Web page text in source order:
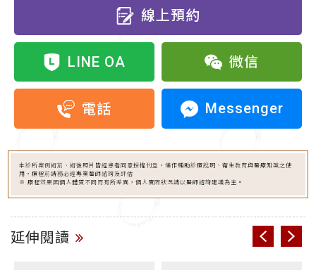
線上預約
LINE OA 微信
電話 Messenger
本診所案例術前、術後照片皆經患者同意授權刊登，僅作輔助診療說明、衛生教育與醫療知識之使
用，療程前請務必經專業醫師諮詢及評估
※ 療程效果因個人體質不同而有所差異，個人實際狀況請以醫師諮詢建議為主。
延伸閱讀